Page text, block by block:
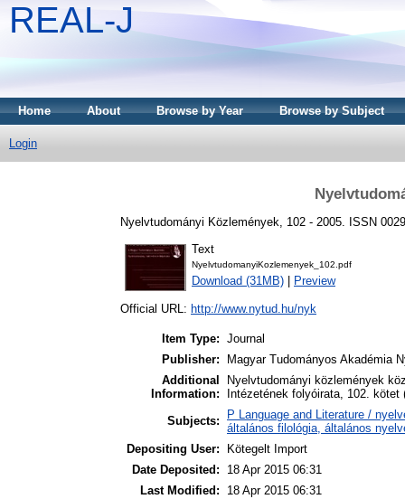
REAL-J
Home About Browse by Year Browse by Subject
Login
Nyelvtudományi Közlemények, 102 - 2005. ISSN
Text
NyelvtudomanyiKozlemenyek_102.pdf
Download (31MB) Preview
Official URL: http://www.nytud.hu/nyk
Item Type: Journal
Publisher:
Magyar Tudományos Akadémia
Additional
Information:
Nyelvtudományi közlemények
Intézetének folyóirata, 102. kötet
Subjects:
P Language and Literature /
általános filológia, általános
Depositing User:
Kötegelt Import
Date Deposited:
18 Apr 2015 06:31
Last Modified:
18 Apr 2015 06:31